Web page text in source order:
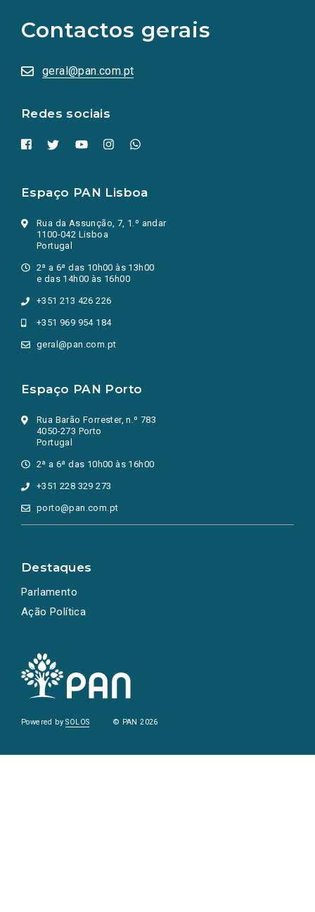
Contactos gerais
geral@pan.com.pt
Redes sociais
redes
sociais
numa
nova
Espaço PAN Lisboa
Rua da Assunção, 7, 1.º andar
1100-042 Lisboa
Portugal
2ª a 6ª das 10h00 às 13h00
e das 14h00 às 16h00
+351 213 426 226
+351 969 954 184
geral@pan.com.pt
Espaço PAN Porto
Rua Barão Forrester, n.º 783
4050-273 Porto
Portugal
2ª a 6ª das 10h00 às 16h00
+351 228 329 273
porto@pan.com.pt
Destaques
Parlamento
Ação Política
Powered bySOLOS © PAN 2026